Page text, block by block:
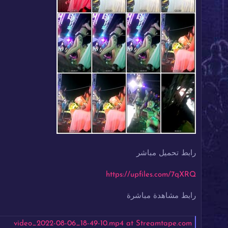
رابط تحميل مباشر
https://upfiles.com/7qXRQ
رابط مشاهدة مباشرة
video_2022-08-06_18-49-10.mp4 at Streamtape.com